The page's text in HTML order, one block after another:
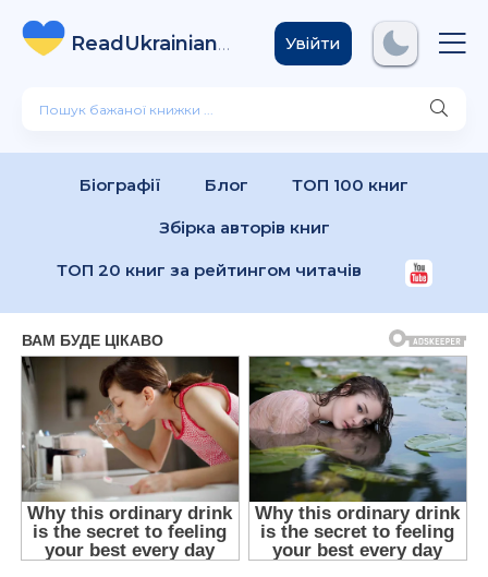
ReadUkrainian
Books .com
Увійти
Біографії Блог ТОП 100 книг
Збірка авторів книг
ТОП 20 книг за рейтингом читачів